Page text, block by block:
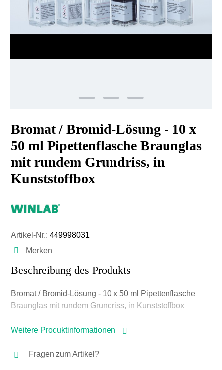
Bromat / Bromid-Lösung - 10 x
50 ml Pipettenflasche Braunglas
mit rundem Grundriss, in
Kunststoffbox
Artikel-Nr.: 449998031
Merken
Beschreibung des Produkts
Bromat / Bromid-Lösung - 10 x 50 ml Pipettenflasche
Braunglas mit rundem Grundriss, in Kunststoffbox
Weitere Produktinformationen
Fragen zum Artikel?